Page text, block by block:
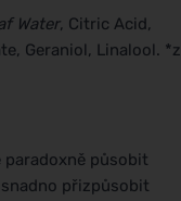
Water, Citric Acid,
Geraniol, Linalool. *z
paradoxně působit
přizpůsobit